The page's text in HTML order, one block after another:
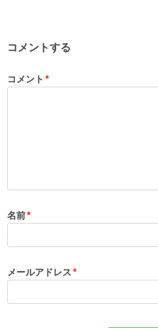
コメントする
コメント *
名前*
メールアドレス *